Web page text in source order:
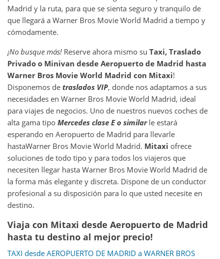
Madrid y la ruta, para que se sienta seguro y tranquilo de
que llegará a Warner Bros Movie World Madrid a tiempo y
cómodamente.
¡No busque más! Reserve ahora mismo su Taxi, Traslado
Privado o Minivan desde Aeropuerto de Madrid hasta
Warner Bros Movie World Madrid con Mitaxi!
Disponemos de traslados VIP, donde nos adaptamos a sus
necesidades en Warner Bros Movie World Madrid, ideal
para viajes de negocios. Uno de nuestros nuevos coches de
alta gama tipo Mercedes clase E o similarle estará
esperando en Aeropuerto de Madrid para llevarle
hastaWarner Bros Movie World Madrid. Mitaxi ofrece
soluciones de todo tipo y para todos los viajeros que
necesiten llegar hasta Warner Bros Movie World Madrid de
la forma más elegante y discreta. Dispone de un conductor
profesional a su disposición para lo que usted necesite en
destino.
Viaja con Mitaxi desde Aeropuerto de Madrid
hasta tu destino al mejor precio!
TAXI desde AEROPUERTO DE MADRID a WARNER BROS